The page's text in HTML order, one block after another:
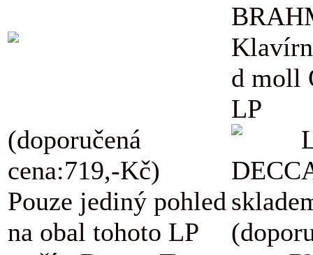
(doporučená
cena:719,-Kč)
Pouze jediný pohled
na obal tohoto LP
d moll
LP